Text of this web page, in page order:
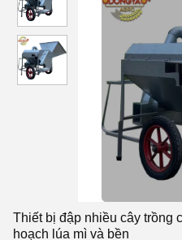
Thiết bị đập nhiều cây trồng
hoạch lúa mì và bền